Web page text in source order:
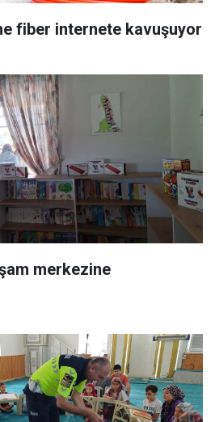
fiber internete kavuşuyor
merkezine